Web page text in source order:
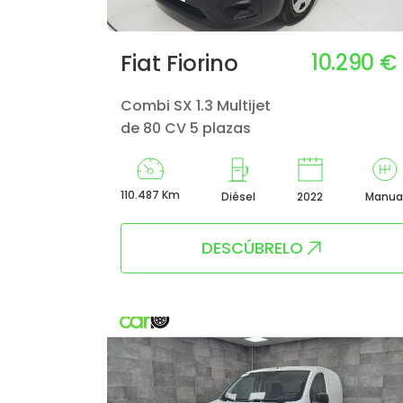
Fiat Fiorino
Combi SX 1.3 Multijet
de 80 CV 5 plazas
10.290 €
110.487 Km Diésel 2022
DESCÚBRELO